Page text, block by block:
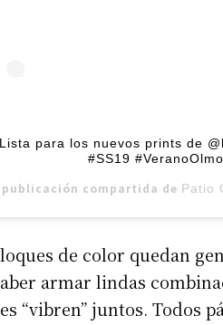
Lista para los nuevos prints de
#SS19
publicación compartida de Patio
de color quedan
armar lindas
“vibren” juntos. Todos